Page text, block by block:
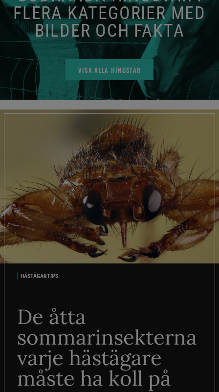
FLERA KATEGORIER MED
BILDER OCH FAKTA
VISA ALLA HINGSTAR
HÄSTÄGARTIPS
De åtta
sommarinsekterna
varje hästägare
måste ha koll på